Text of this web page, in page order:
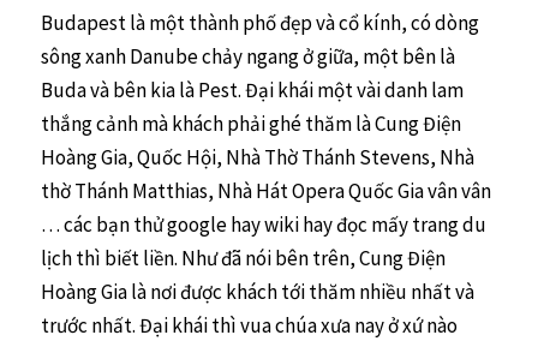
Budapest là một thành phố đẹp và cổ kính, có dòng
sông xanh Danube chảy ngang ở giữa, một bên là
Buda và bên kia là Pest. Đại khái một vài danh lam
thắng cảnh mà khách phải ghé thăm là Cung Điện
Hoàng Gia, Quốc Hội, Nhà Thờ Thánh Stevens, Nhà
thờ Thánh Matthias, Nhà Hát Opera Quốc Gia vân vân
… các bạn thử google hay wiki hay đọc mấy trang du
lịch thì biết liền. Như đã nói bên trên, Cung Điện
Hoàng Gia là nơi được khách tới thăm nhiều nhất và
trước nhất. Đại khái thì vua chúa xưa nay ở xứ nào